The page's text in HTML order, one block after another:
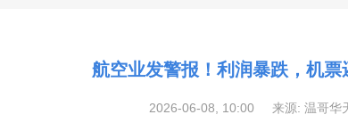
航空业发警报！利润暴跌，机票
2026-06-08, 10:00 来源: 温哥华